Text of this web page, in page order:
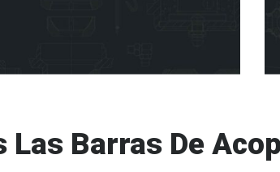
Las Barras De